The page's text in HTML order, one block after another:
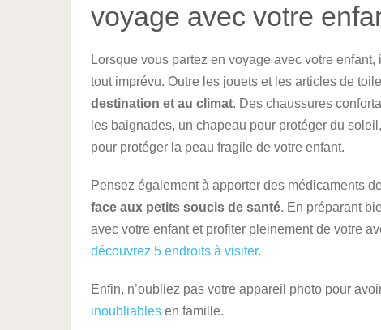
voyage avec votre
Lorsque vous partez en voyage avec votre
tout imprévu. Outre les jouets et les articles de
destination et au climat. Des chaussures
les baignades, un chapeau pour protéger du
pour protéger la peau fragile de votre enfant.
Pensez également à apporter des médicaments
face aux petits soucis de santé. En préparant
avec votre enfant et profiter pleinement de votre
découvrez 5 endroits à visiter.
Enfin, n’oubliez pas votre appareil photo pour
inoubliables en famille.